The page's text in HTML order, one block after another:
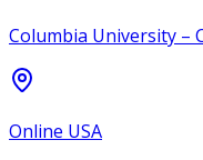
Columbia University –
Online USA